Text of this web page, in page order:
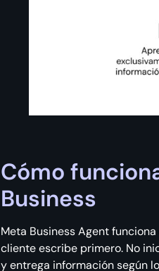
Cómo
Business
Meta Business Agent
cliente escribe primero. No
y entrega información según